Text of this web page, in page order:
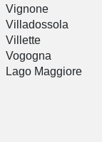
Vignone
Villadossola
Villette
Vogogna
Lago Maggiore